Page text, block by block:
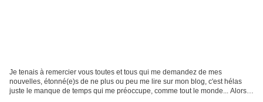
Je tenais à remercier vous toutes et tous qui me demandez de mes
nouvelles, étonné(e)s de ne plus ou peu me lire sur mon blog, c'est hélas
juste le manque de temps qui me préoccupe, comme tout le monde... Alors,